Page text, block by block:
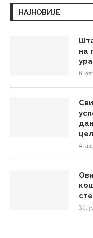
НАЈНОВИЈЕ
на
6.
4.
31.